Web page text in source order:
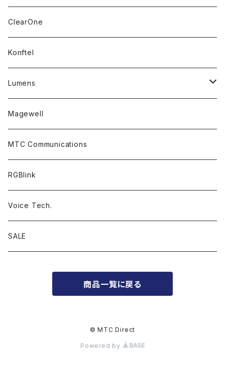
Headsets
Accessory Parts
ClearOne
Konftel
Lumens
PTZ Camera
Accessories
Magewell
MTC Communications
RGBlink
Voice Tech.
SALE
商品一覧に戻る
© MTC Direct
Powered by